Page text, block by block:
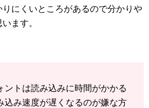
にくいところがあるので分かりや
ます。
ントは読み込みに時間がかかる
込み速度が遅くなるのが嫌な方